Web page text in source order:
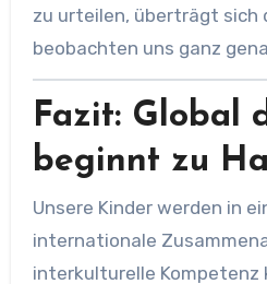
zu urteilen, überträgt sich
beobachten uns ganz
Fazit: Global
beginnt zu
Unsere Kinder werden in
internationale
interkulturelle Kompetenz